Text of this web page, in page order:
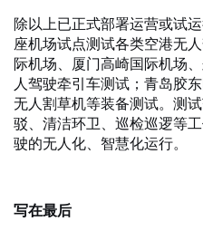
除以上已正式部署运营或试
座机场试点测试各类空港无
际机场、厦门高崎国际机场
人驾驶牵引车测试；青岛胶
无人割草机等装备测试。测
驳、清洁环卫、巡检巡逻等
驶的无人化、智慧化运行。
写在最后